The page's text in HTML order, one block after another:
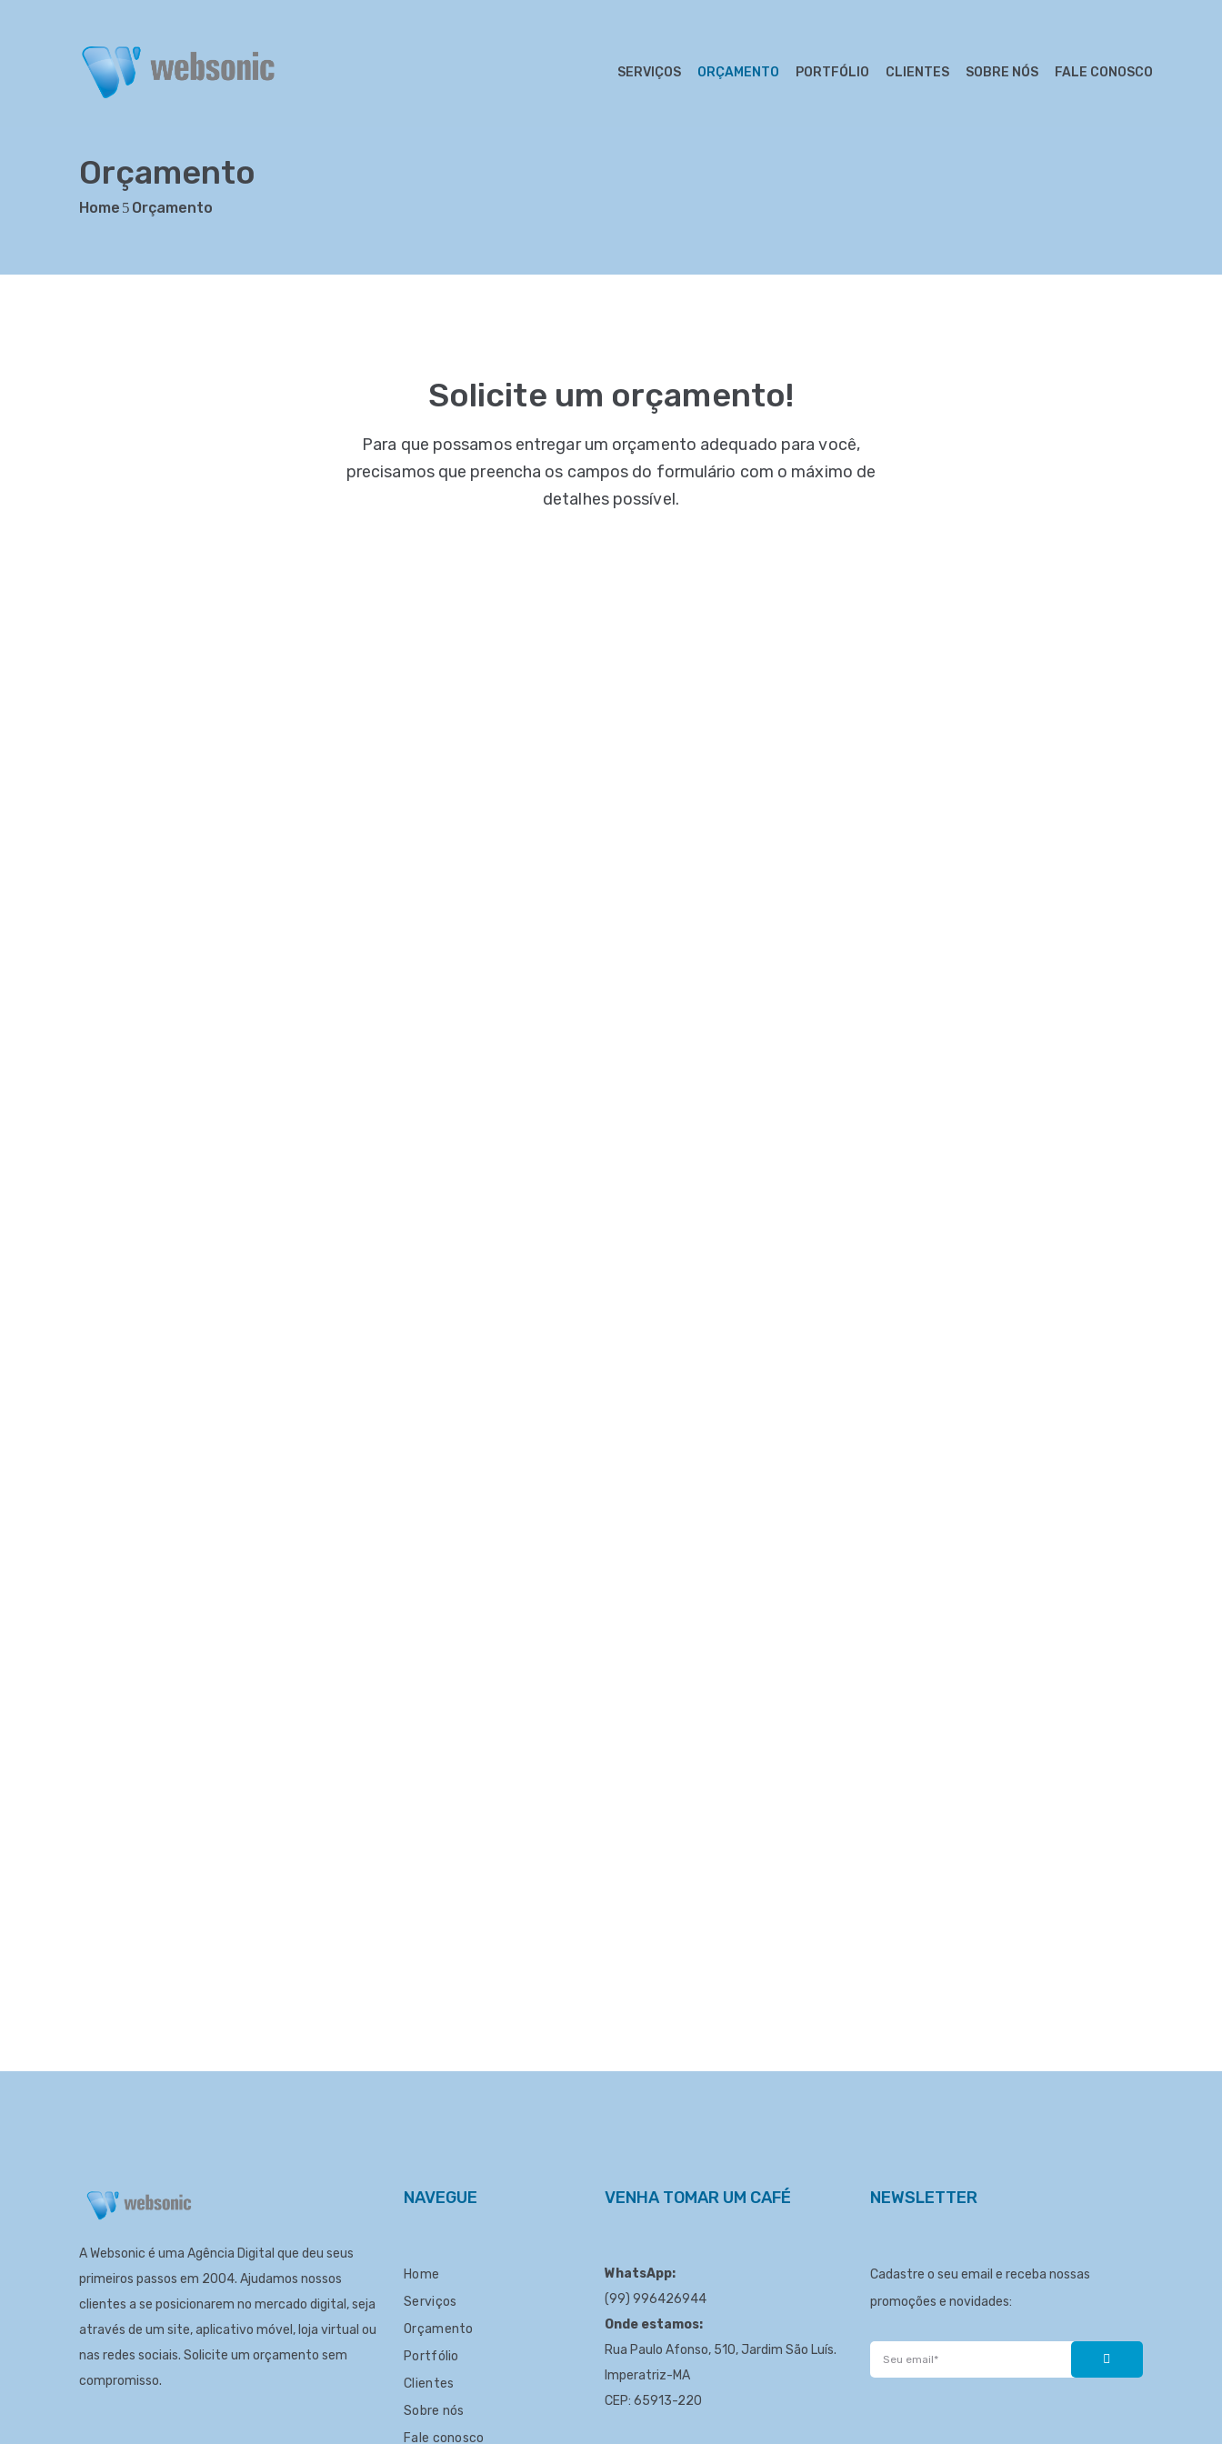
SERVIÇOS ORÇAMENTO PORTFÓLIO CLIENTES SOBRE NÓS FALE CONOSCO
Orçamento
Home Orçamento
Solicite um orçamento!
Para que possamos entregar um orçamento adequado para você,
precisamos que preencha os campos do formulário com o máximo de
detalhes possível.
A Websonic é uma Agência Digital que deu seus
primeiros passos em 2004. Ajudamos nossos
clientes a se posicionarem no mercado digital, seja
através de um site, aplicativo móvel, loja virtual ou
nas redes sociais. Solicite um orçamento sem
compromisso.
NAVEGUE
Home
Serviços
Orçamento
Portfólio
Clientes
Sobre nós
Fale conosco
VENHA TOMAR UM CAFÉ
WhatsApp:
(99) 996426944
Onde estamos:
Rua Paulo Afonso, 510, Jardim São Luís.
Imperatriz-MA
CEP: 65913-220
NEWSLETTER
Cadastre o seu email e receba nossas
promoções e novidades: